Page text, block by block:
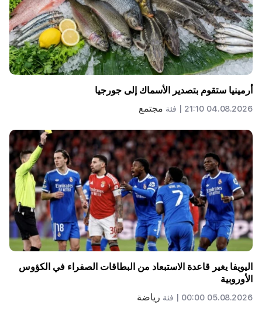
أرمينيا ستقوم بتصدير الأسماك إلى جورجيا
04.08.2026 21:10 | فئة مجتمع
اليويفا يغير قاعدة الاستبعاد من البطاقات الصفراء في الكؤوس
الأوروبية
05.08.2026 00:00 | فئة رياضة